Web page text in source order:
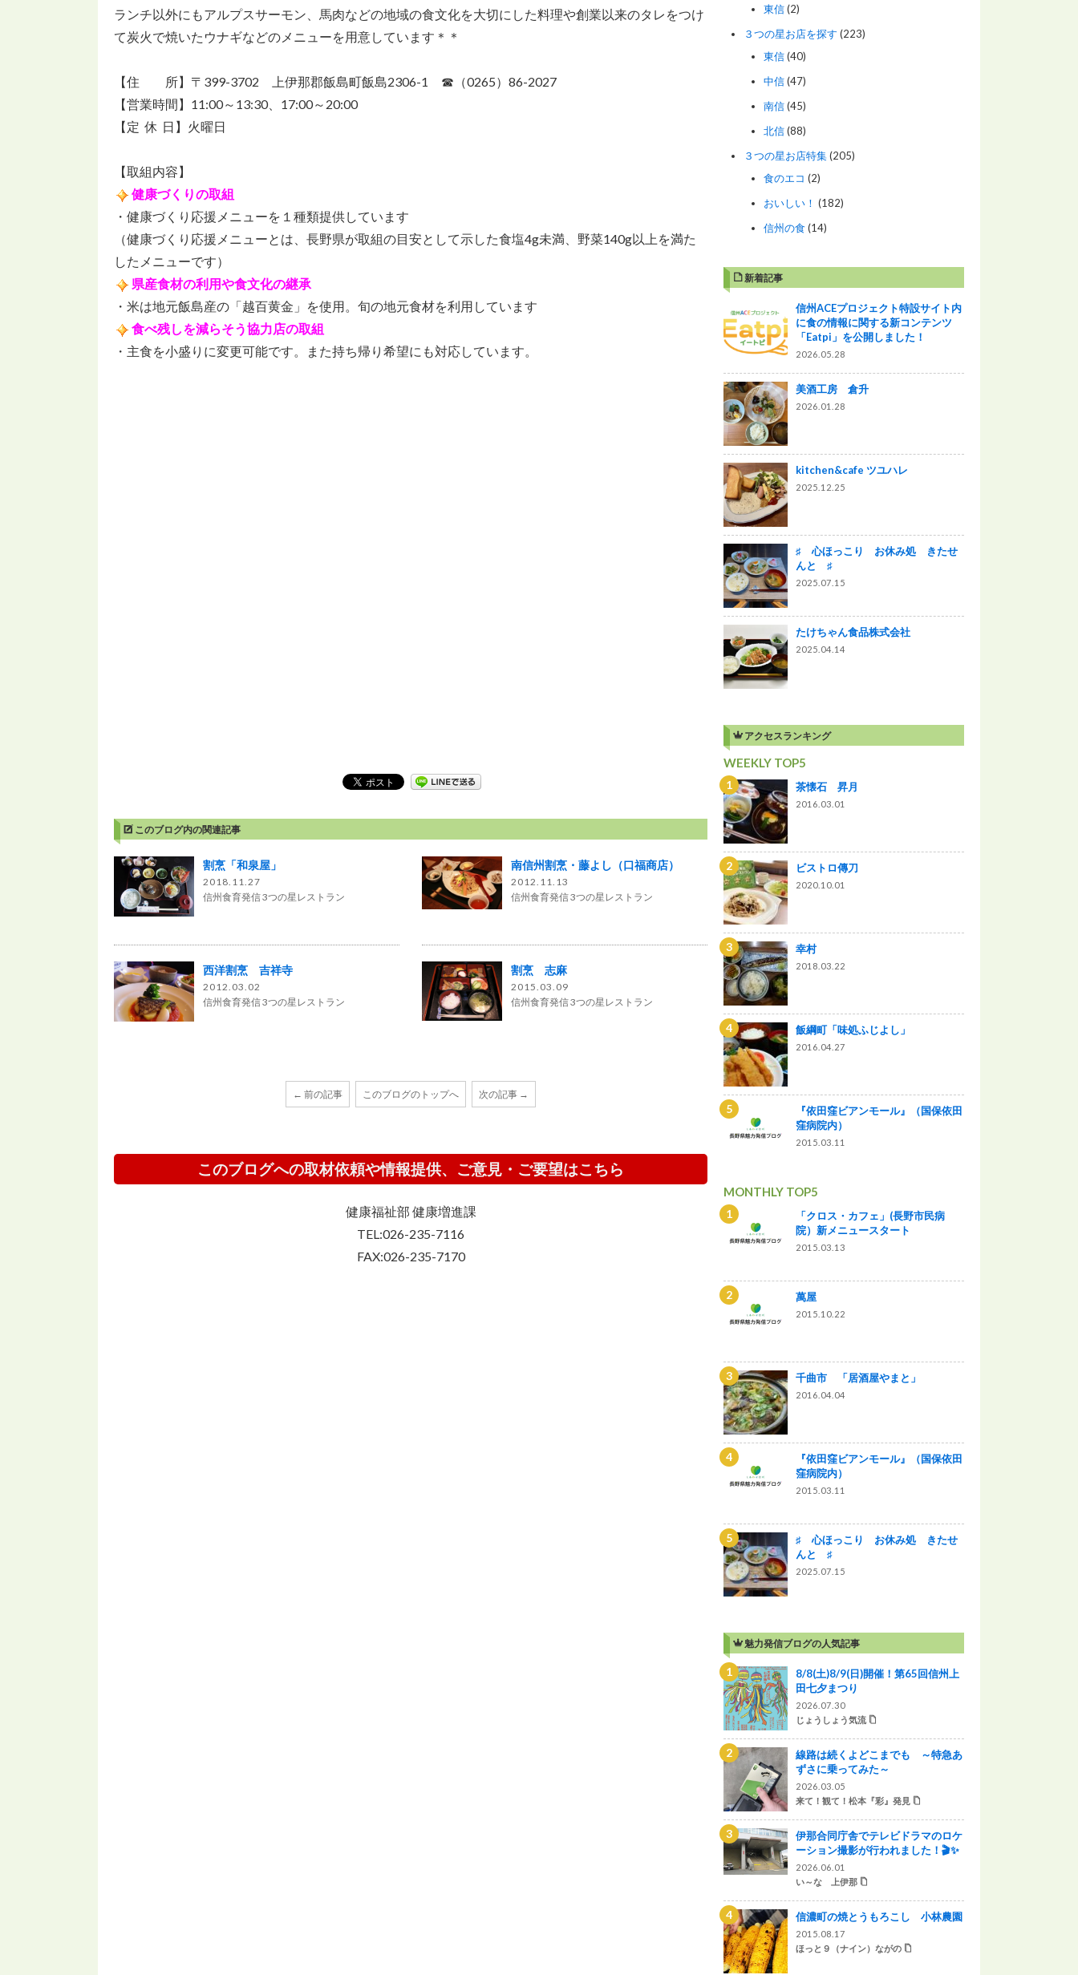
ランチ以外にもアルプスサーモン、馬肉などの地域の食文化を大切にした料理や創業以来のタレをつけ
て炭火で焼いたウナギなどのメニューを用意しています＊＊
【住 所】〒399-3702 上伊那郡飯島町飯島2306-1 ☎（0265）86-2027
【営業時間】11:00～13:30、17:00～20:00
【定 休 日】火曜日
【取組内容】
健康づくりの取組
・健康づくり応援メニューを１種類提供しています
（健康づくり応援メニューとは、長野県が取組の目安として示した食塩4g未満、野菜140g以上を満た
したメニューです）
県産食材の利用や食文化の継承
・米は地元飯島産の「越百黄金」を使用。旬の地元食材を利用しています
食べ残しを減らそう協力店の取組
・主食を小盛りに変更可能です。また持ち帰り希望にも対応しています。
このブログ内の関連記事
割烹「和泉屋」
2018.11.27
信州食育発信 3つの星レストラン
南信州割烹・藤よし（口福商店）
2012.11.13
信州食育発信 3つの星レストラン
西洋割烹 吉祥寺
2012.03.02
信州食育発信 3つの星レストラン
割烹 志麻
2015.03.09
信州食育発信 3つの星レストラン
← 前の記事 このブログのトップへ 次の記事 →
このブログへの取材依頼や情報提供、ご意見・ご要望はこちら
健康福祉部 健康増進課
TEL:026-235-7116
FAX:026-235-7170
東信(2)
３つの星お店を探す (223)
東信(40)
中信(47)
南信(45)
北信(88)
３つの星お店特集(205)
食のエコ (2)
おいしい！ (182)
信州の食(14)
新着記事
信州ACEプロジェクト特設サイト内
に食の情報に関する新コンテンツ
「Eatpi」を公開しました！
2026.05.28
美酒工房 倉升
2026.01.28
kitchen&cafe ツユハレ
2025.12.25
♯ 心ほっこり お休み処 きたせ
んと ♯
2025.07.15
たけちゃん食品株式会社
2025.04.14
アクセスランキング
WEEKLY TOP5
茶懐石 昇月
2016.03.01
ビストロ傳刀
2020.10.01
幸村
2018.03.22
飯綱町「味処ふじよし」
2016.04.27
『依田窪ビアンモール』（国保依田
窪病院内）
2015.03.11
MONTHLY TOP5
「クロス・カフェ」(長野市民病
院）新メニュースタート
2015.03.13
萬屋
2015.10.22
千曲市 「居酒屋やまと」
2016.04.04
『依田窪ビアンモール』（国保依田
窪病院内）
2015.03.11
♯ 心ほっこり お休み処 きたせ
んと ♯
2025.07.15
魅力発信ブログの人気記事
8/8(土)8/9(日)開催！第65回信州上
田七夕まつり
2026.07.30
じょうしょう気流
線路は続くよどこまでも ～特急あ
ずさに乗ってみた～
2026.03.05
来て！観て！松本『彩』発見
伊那合同庁舎でテレビドラマのロケ
ーション撮影が行われました！🎬✨
2026.06.01
い～な 上伊那
信濃町の焼とうもろこし 小林農園
2015.08.17
ほっと９（ナイン）ながの